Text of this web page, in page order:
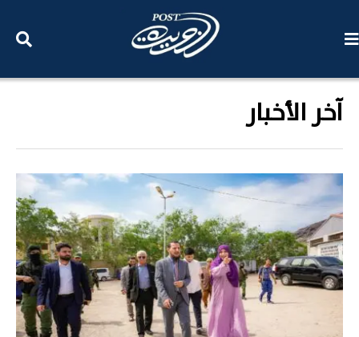
آخر الأخبار